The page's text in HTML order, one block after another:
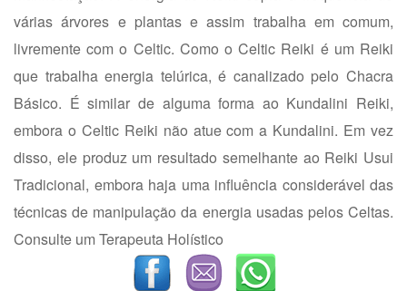
várias árvores e plantas e assim trabalha em comum,
livremente com o Celtic. Como o Celtic Reiki é um Reiki
que trabalha energia telúrica, é canalizado pelo Chacra
Básico. É similar de alguma forma ao Kundalini Reiki,
embora o Celtic Reiki não atue com a Kundalini. Em vez
disso, ele produz um resultado semelhante ao Reiki Usui
Tradicional, embora haja uma influência considerável das
técnicas de manipulação da energia usadas pelos Celtas.
Consulte um Terapeuta Holístico